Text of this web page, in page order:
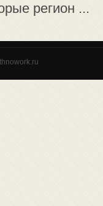
регион ...